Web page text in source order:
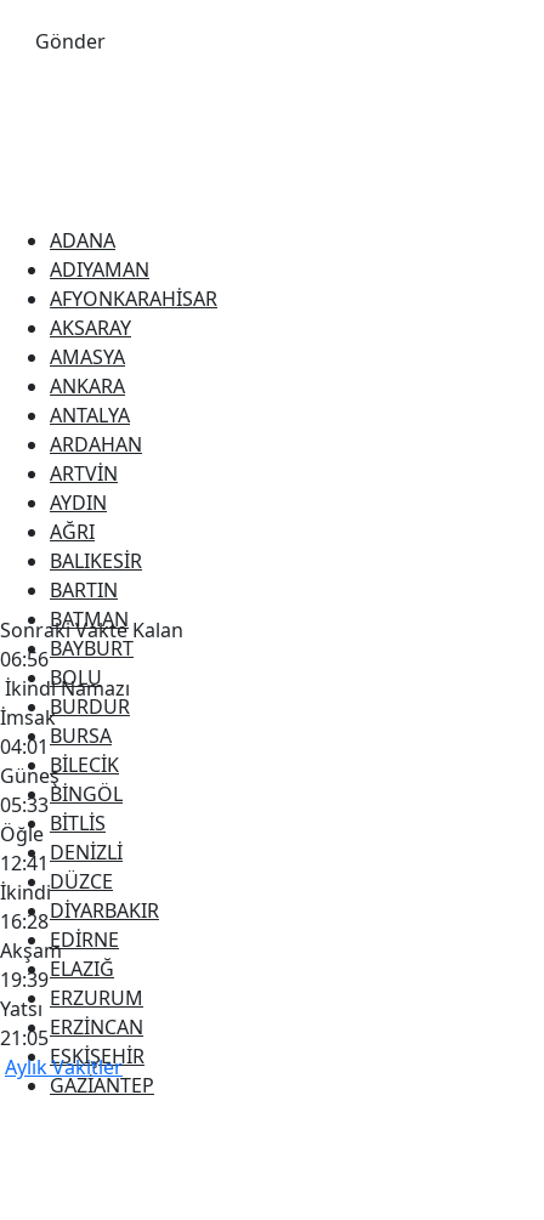
Gönder
ADANA
ADIYAMAN
AFYONKARAHİSAR
AKSARAY
AMASYA
ANKARA
ANTALYA
ARDAHAN
ARTVİN
AYDIN
AĞRI
BALIKESİR
BARTIN
BATMAN
BAYBURT
BOLU
BURDUR
BURSA
BİLECİK
BİNGÖL
BİTLİS
DENİZLİ
DÜZCE
DİYARBAKIR
EDİRNE
ELAZIĞ
ERZURUM
ERZİNCAN
ESKİŞEHİR
GAZİANTEP
Sonraki Vakte Kalan
06:56
İkindi Namazı
İmsak
04:01
Güneş
05:33
Öğle
12:41
İkindi
16:28
Akşam
19:39
Yatsı
21:05
Aylık Vakitler